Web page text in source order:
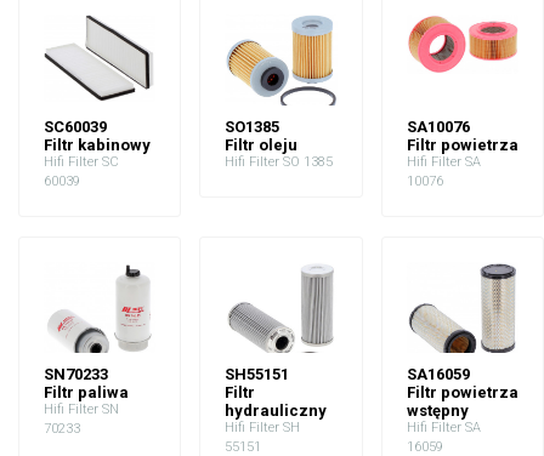
SC60039
Filtr kabinowy
Hifi Filter SC
60039
SO1385
Filtr oleju
Hifi Filter SO 1385
SA10076
Filtr powietrza
Hifi Filter SA
10076
SN70233
Filtr paliwa
Hifi Filter SN
70233
SH55151
Filtr
hydrauliczny
Hifi Filter SH
55151
SA16059
Filtr powietrza
wstępny
Hifi Filter SA
16059